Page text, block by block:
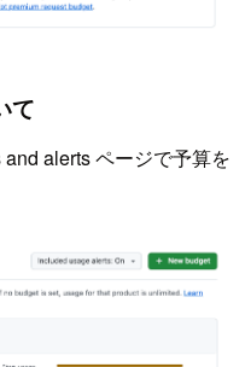
て
alerts ページで予算を